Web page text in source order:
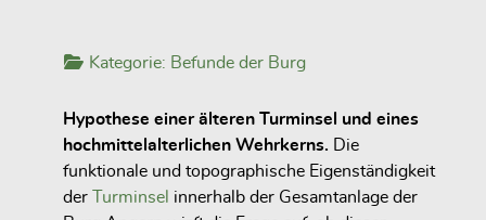
Kategorie: Befunde der Burg
Hypothese einer älteren Turminsel und eines
hochmittelalterlichen Wehrkerns.
Die
funktionale und topographische Eigenständigkeit
der
Turminsel innerhalb der Gesamtanlage der